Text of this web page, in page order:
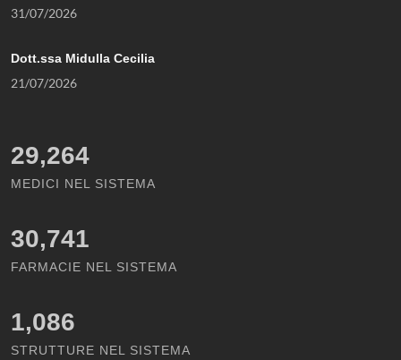
31/07/2026
Dott.ssa Midulla Cecilia
21/07/2026
29,264
MEDICI NEL SISTEMA
30,741
FARMACIE NEL SISTEMA
1,086
STRUTTURE NEL SISTEMA